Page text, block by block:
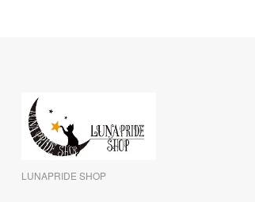
LUNAPRIDE SHOP